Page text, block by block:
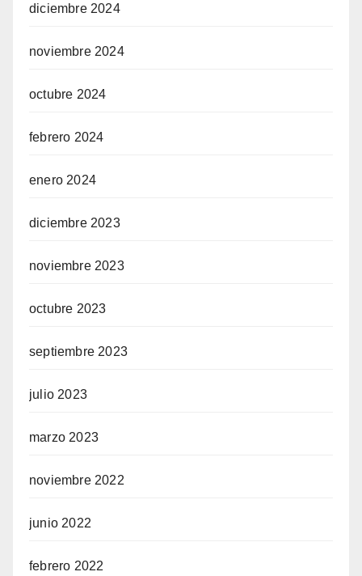
diciembre 2024
noviembre 2024
octubre 2024
febrero 2024
enero 2024
diciembre 2023
noviembre 2023
octubre 2023
septiembre 2023
julio 2023
marzo 2023
noviembre 2022
junio 2022
febrero 2022